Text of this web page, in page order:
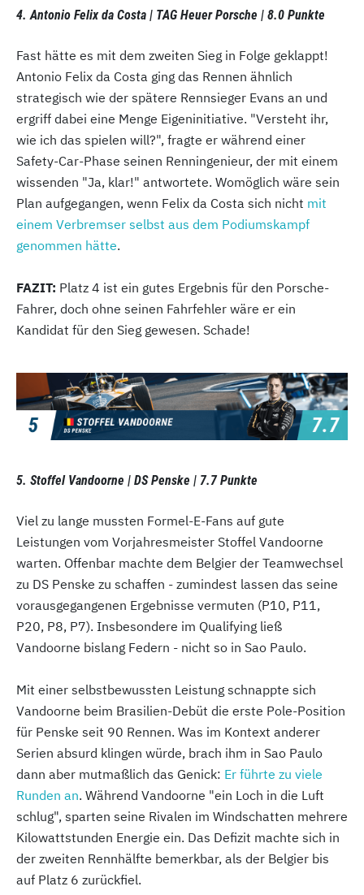
4. Antonio Felix da Costa | TAG Heuer Porsche | 8.0 Punkte
Fast hätte es mit dem zweiten Sieg in Folge geklappt!
Antonio Felix da Costa ging das Rennen ähnlich
strategisch wie der spätere Rennsieger Evans an und
ergriff dabei eine Menge Eigeninitiative. "Versteht ihr,
wie ich das spielen will?", fragte er während einer
Safety-Car-Phase seinen Renningenieur, der mit einem
wissenden "Ja, klar!" antwortete. Womöglich wäre sein
Plan aufgegangen, wenn Felix da Costa sich nicht mit
einem Verbremser selbst aus dem Podiumskampf
genommen hätte.
FAZIT: Platz 4 ist ein gutes Ergebnis für den Porsche-
Fahrer, doch ohne seinen Fahrfehler wäre er ein
Kandidat für den Sieg gewesen. Schade!
5. Stoffel Vandoorne | DS Penske | 7.7 Punkte
Viel zu lange mussten Formel-E-Fans auf gute
Leistungen vom Vorjahresmeister Stoffel Vandoorne
warten. Offenbar machte dem Belgier der Teamwechsel
zu DS Penske zu schaffen - zumindest lassen das seine
vorausgegangenen Ergebnisse vermuten (P10, P11,
P20, P8, P7). Insbesondere im Qualifying ließ
Vandoorne bislang Federn - nicht so in Sao Paulo.
Mit einer selbstbewussten Leistung schnappte sich
Vandoorne beim Brasilien-Debüt die erste Pole-Position
für Penske seit 90 Rennen. Was im Kontext anderer
Serien absurd klingen würde, brach ihm in Sao Paulo
dann aber mutmaßlich das Genick: Er führte zu viele
Runden an. Während Vandoorne "ein Loch in die Luft
schlug", sparten seine Rivalen im Windschatten mehrere
Kilowattstunden Energie ein. Das Defizit machte sich in
der zweiten Rennhälfte bemerkbar, als der Belgier bis
auf Platz 6 zurückfiel.